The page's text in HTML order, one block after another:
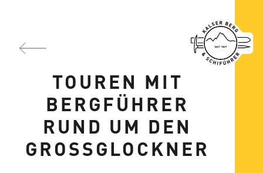
TOUREN MIT
BERGFÜHRER
RUND UM DEN
GROSSGLOCKNER